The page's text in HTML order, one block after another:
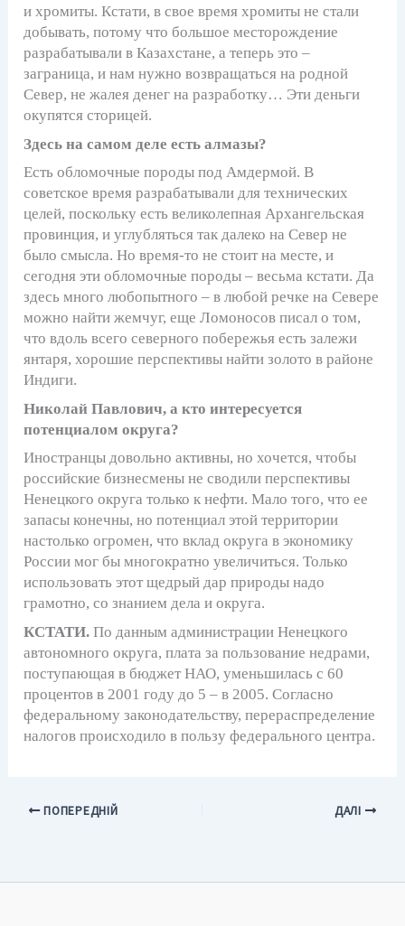
и хромиты. Кстати, в свое время хромиты не стали
добывать, потому что большое месторождение
разрабатывали в Казахстане, а теперь это –
заграница, и нам нужно возвращаться на родной
Север, не жалея денег на разработку… Эти деньги
окупятся сторицей.
Здесь на самом деле есть алмазы?
Есть обломочные породы под Амдермой. В
советское время разрабатывали для технических
целей, поскольку есть великолепная Архангельская
провинция, и углубляться так далеко на Север не
было смысла. Но время-то не стоит на месте, и
сегодня эти обломочные породы – весьма кстати. Да
здесь много любопытного – в любой речке на Севере
можно найти жемчуг, еще Ломоносов писал о том,
что вдоль всего северного побережья есть залежи
янтаря, хорошие перспективы найти золото в районе
Индиги.
Николай Павлович, а кто интересуется
потенциалом округа?
Иностранцы довольно активны, но хочется, чтобы
российские бизнесмены не сводили перспективы
Ненецкого округа только к нефти. Мало того, что ее
запасы конечны, но потенциал этой территории
настолько огромен, что вклад округа в экономику
России мог бы многократно увеличиться. Только
использовать этот щедрый дар природы надо
грамотно, со знанием дела и округа.
КСТАТИ. По данным администрации Ненецкого
автономного округа, плата за пользование недрами,
поступающая в бюджет НАО, уменьшилась с 60
процентов в 2001 году до 5 – в 2005. Согласно
федеральному законодательству, перераспределение
налогов происходило в пользу федерального центра.
ПОПЕРЕДНІЙ ДАЛІ